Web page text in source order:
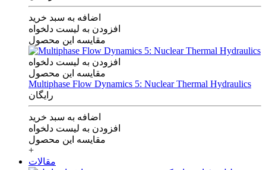
اضافه به سبد خرید
افزودن به لیست دلخواه
مقایسه این محصول
افزودن به لیست دلخواه
مقایسه این محصول
Multiphase Flow Dynamics 5: Nuclear Thermal Hydraulics
رایگان
اضافه به سبد خرید
افزودن به لیست دلخواه
مقایسه این محصول
+
مقالات